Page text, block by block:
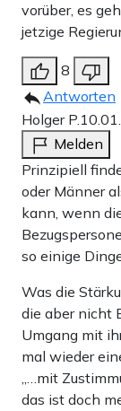
vorüber, es
jetzige
8
Antworten
Holger P.
Melden
Prinzipiell
oder Männer
kann, wenn
so einige
Was die
die aber nicht
Umgang mit
mal wieder
„…mit
das ist doch